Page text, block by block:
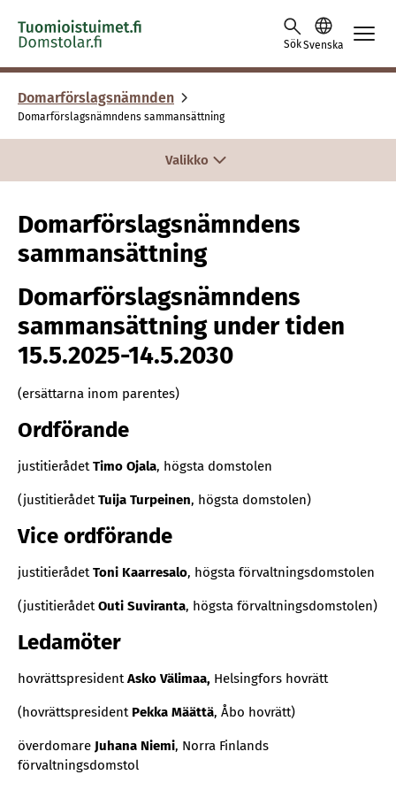
Skip to content -saavutettavuusohje
SökSvenska
Domarförslagsnämnden
Domarförslagsnämndens sammansättning
Valikko
Domarförslagsnämndens
sammansättning
Domarförslagsnämndens
sammansättning under tiden
15.5.2025-14.5.2030
(ersättarna inom parentes)
Ordförande
justitierådetTimo Ojala, högsta domstolen
(justitierådetTuija Turpeinen, högsta domstolen)
Vice ordförande
justitierådetToni Kaarresalo, högsta förvaltningsdomstolen
(justitierådetOuti Suviranta, högsta förvaltningsdomstolen)
Ledamöter
hovrättspresidentAsko Välimaa, Helsingfors hovrätt
(hovrättspresident Pekka Määttä, Åbo hovrätt)
överdomare Juhana Niemi, Norra Finlands
förvaltningsdomstol